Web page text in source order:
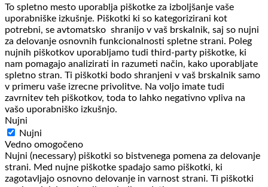
To spletno mesto uporablja piškotke za izboljšanje vaše
uporabniške izkušnje. Piškotki ki so kategorizirani kot
potrebni, se avtomatsko shranijo v vaš brskalnik, saj so nujni
za delovanje osnovnih funkcionalnosti spletne strani. Poleg
nujnih piškotkov uporabljamo tudi third-party piškotke, ki
nam pomagajo analizirati in razumeti način, kako uporabljate
spletno stran. Ti piškotki bodo shranjeni v vaš brskalnik samo
v primeru vaše izrecne privolitve. Na voljo imate tudi
zavrnitev teh piškotkov, toda to lahko negativno vpliva na
vašo uporabniško izkušnjo.
Nujni
Nujni
Vedno omogočeno
Nujni (necessary) piškotki so bistvenega pomena za delovanje
strani. Med nujne piškotke spadajo samo piškotki, ki
zagotavljajo osnovno delovanje in varnost strani. Ti piškotki